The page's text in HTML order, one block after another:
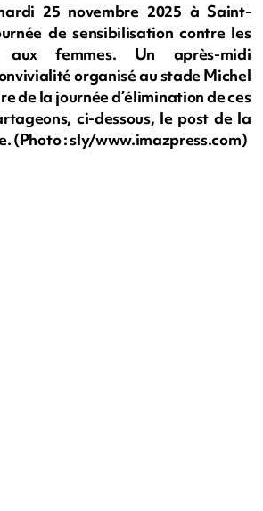
25 novembre 2025 à Saint-
de sensibilisation contre les
aux femmes. Un après-midi
organisé au stade Michel
de la journée d’élimination de ces
ci-dessous, le post de la
(Photo : sly/www.imazpress.com)